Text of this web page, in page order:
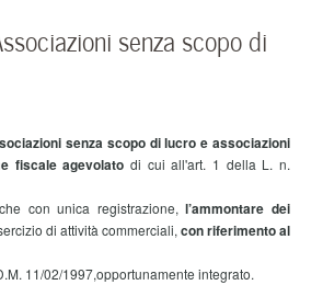
senza scopo di
senza scopo di lucro e associazioni
fiscale agevolato di cui all'art. 1 della L. n.
con unica registrazione,l’ammontare dei
di attività commerciali, con riferimento al
11/02/1997,opportunamente integrato.